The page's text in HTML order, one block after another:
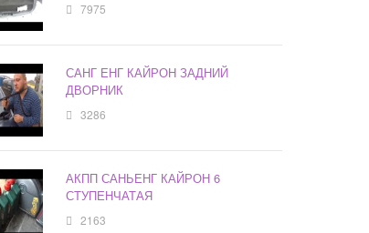
7975
САНГ ЕНГ КАЙРОН ЗАДНИЙ
ДВОРНИК
3286
АКПП САНЬЕНГ КАЙРОН 6
СТУПЕНЧАТАЯ
2163